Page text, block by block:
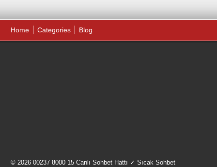
Home Categories Blog
© 2026 00237 8000 15 Canlı Sohbet Hattı ✓ Sıcak Sohbet